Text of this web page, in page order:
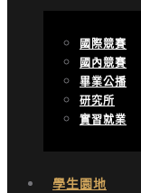
國際競賽
國內競賽
畢業公播
研究所
實習就業
學生園地